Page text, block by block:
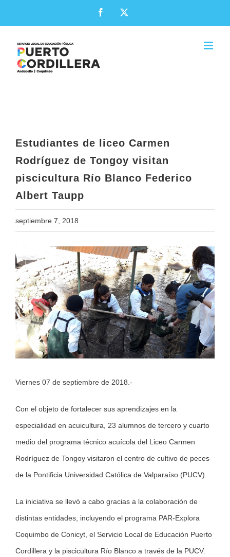
Facebook
Estudiantes de liceo Carmen
Rodríguez de Tongoy visitan
piscicultura Río Blanco Federico
Albert Taupp
septiembre 7, 2018
View
Larger
Image
Viernes 07 de septiembre de 2018.-
Con el objeto de fortalecer sus aprendizajes en la
especialidad en acuicultura, 23 alumnos de tercero y cuarto
medio del programa técnico acuícola del Liceo Carmen
Rodríguez de Tongoy visitaron el centro de cultivo de peces
de la Pontificia Universidad Católica de Valparaíso (PUCV).
La iniciativa se llevó a cabo gracias a la colaboración de
distintas entidades, incluyendo el programa PAR-Explora
Coquimbo de Conicyt, el Servicio Local de Educación Puerto
Cordillera y la piscicultura Río Blanco a través de la PUCV.